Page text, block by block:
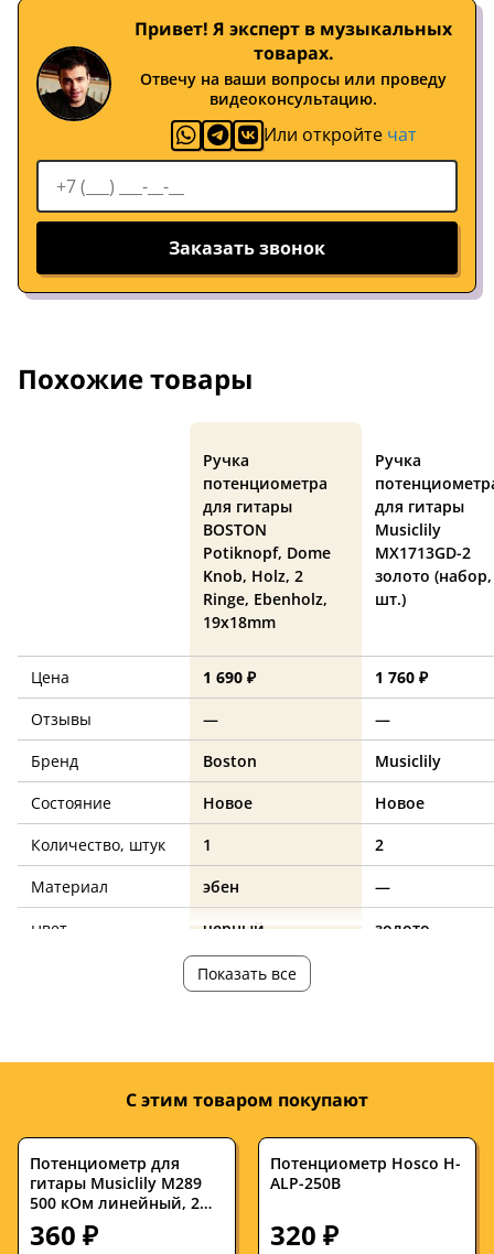
Привет! Я эксперт в музыкальных
товарах.
Отвечу на ваши вопросы или проведу
видеоконсультацию.
Или откройте чат
Заказать звонок
Похожие товары
Ручка
потенциометра
для гитары
BOSTON
Potiknopf, Dome
Knob, Holz, 2
Ringe, Ebenholz,
19x18mm
Ручка
для гитары
Musiclily
MX1713GD-2
золото
шт.)
Цена 1 690 ₽
1 760 ₽
Отзывы
—
—
Бренд
Boston
Musiclily
Состояние
Новое
Новое
Количество, штук
1
2
Материал
эбен
—
Цвет
черный
золото
—
Показать все
С этим товаром покупают
Потенциометр для
гитары Musiclily M289
500 кОм линейный, 2
штуки
360 ₽
Потенциометр Hosco H-
ALP-250B
320 ₽